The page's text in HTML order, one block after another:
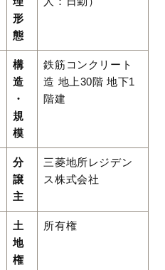
形
態
構
造
・
規
模
鉄筋コンクリート
造 地上30階 地下1
階建
分
譲
主
三菱地所レジデン
ス株式会社
土
地
権
所有権